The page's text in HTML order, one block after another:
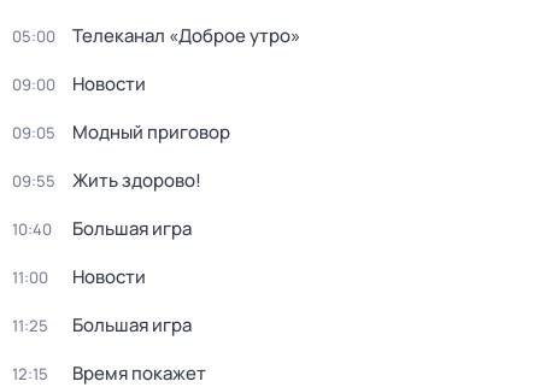
05:00 Телеканал «Доброе утро»
09:00 Новости
09:05 Модный приговор
09:55 Жить здорово!
10:40 Большая игра
11:00 Новости
11:25 Большая игра
12:15 Время покажет